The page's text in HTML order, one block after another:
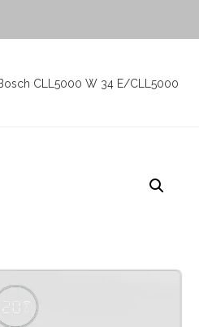
CLL5000 W 34 E/CLL5000